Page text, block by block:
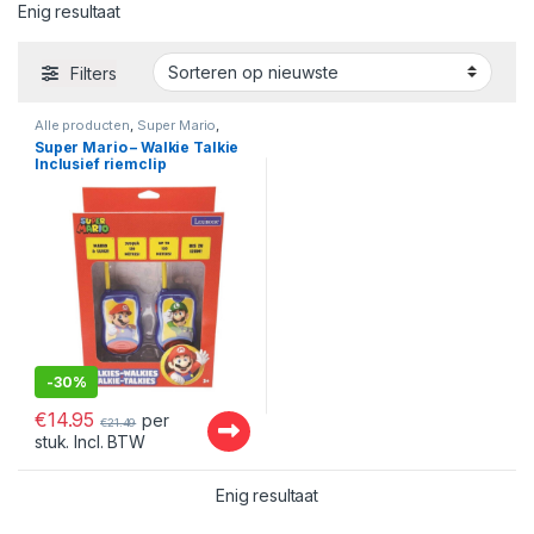
Enig resultaat
Filters
Alle producten, Super Mario,
Walkie Talkie
Super Mario – Walkie Talkie
Inclusief riemclip
-30%
€14.95 €21.49 per
stuk. Incl. BTW
Enig resultaat